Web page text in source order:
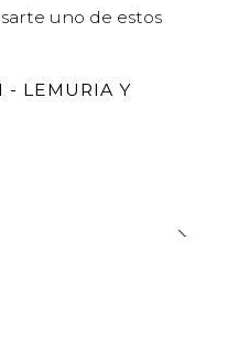
uno de estos
- LEMURIA Y